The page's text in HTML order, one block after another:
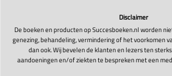
Disclaimer
De boeken en producten op Succesboeken.nl worden
genezing, behandeling, vermindering of het voorkomen
dan ook. Wij bevelen de klanten en lezers ten
aandoeningen en/of ziekten te bespreken met een